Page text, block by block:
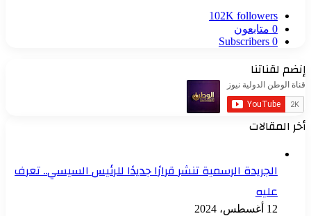
102K followers
0 متابعون
0
Subscribers
إنضم لقناتنا
أخر المقالات
الجريدة الرسمية تنشر قرارًا جديدًا للرئيس السيسي.. تعرف
عليه
12 أغسطس، 2024